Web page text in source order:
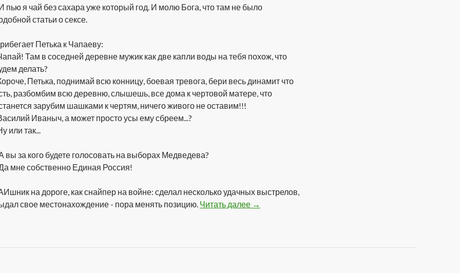
пью я чай без сахара уже который год. И молю Бога, что там не было
статьи о сексе.
Петька к Чапаеву:
Там в соседней деревне мужик как две капли воды на тебя похож, что
делать?
Петька, поднимай всю конницу, боевая тревога, бери весь динамит что
разбомбим всю деревню, слышешь, все дома к чертовой матере, что
зарубим шашками к чертям, ничего живого не оставим!!!
Иваныч, а может просто усы ему сбреем...?
или так...
вы за кого будете голосовать на выборах Медведева?
мне собственно Единая Россия!
на дороге, как снайпер на войне: сделал несколько удачных выстрелов,
свое местонахождение - пора менять позицию. Читать далее Подборка Анекдотов
→